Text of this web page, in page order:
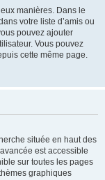
manières. Dans le
votre liste d’amis ou
pouvez ajouter
Vous pouvez
cette même page.
située en haut des
est accessible
sur toutes les pages
graphiques